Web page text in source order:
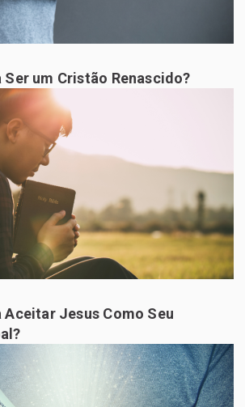
um Cristão Renascido?
Aceitar Jesus Como Seu